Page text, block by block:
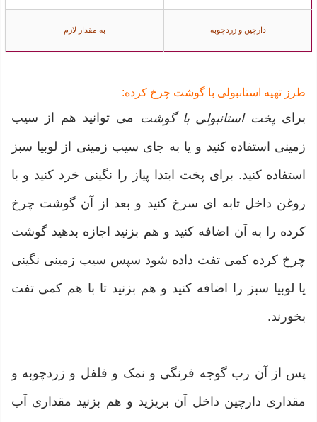
دارچین و زردچوبه به مقدار لازم
طرز تهیه استانبولی با گوشت چرخ کرده:
برای پخت استانبولی با گوشت می توانید هم از سیب
زمینی استفاده کنید و یا به جای سیب زمینی از لوبیا سبز
استفاده کنید. برای پخت ابتدا پیاز را نگینی خرد کنید و با
روغن داخل تابه ای سرخ کنید و بعد از آن گوشت چرخ
کرده را به آن اضافه کنید و هم بزنید اجازه بدهید گوشت
چرخ کرده کمی تفت داده شود سپس سیب زمینی نگینی
یا لوبیا سبز را اضافه کنید و هم بزنید تا با هم کمی تفت
بخورند.
پس از آن رب گوجه فرنگی و نمک و فلفل و زردچوبه و
مقداری دارچین داخل آن بریزید و هم بزنید مقداری آب